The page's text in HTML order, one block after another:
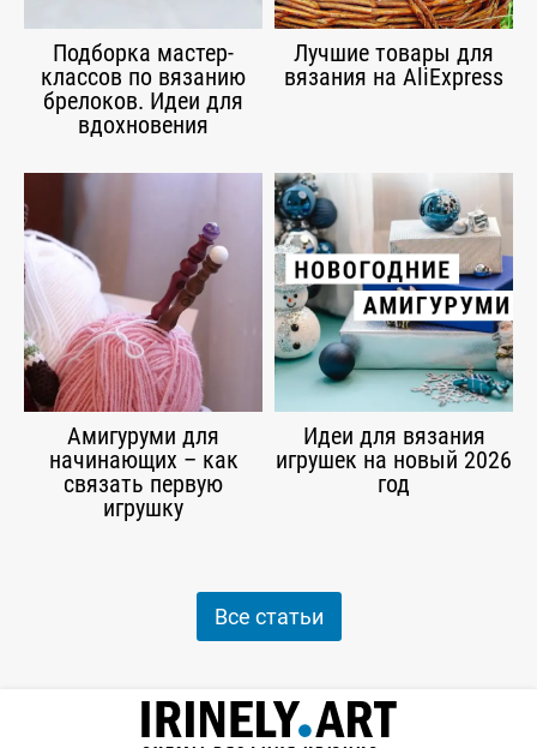
Подборка мастер-
классов по вязанию
брелоков. Идеи для
вдохновения
Лучшие товары для
вязания на AliExpress
Амигуруми для
начинающих – как
связать первую
игрушку
Идеи для вязания
игрушек на новый 2026
год
Все статьи